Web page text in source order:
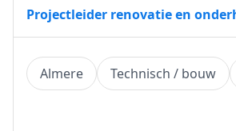
Projectleider renovatie en
Almere Technisch / bouw